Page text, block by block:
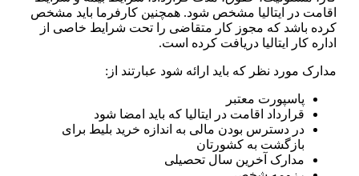
اقامت در ایتالیا مشخص شود. همچنین کارفرما باید مشخص
کرده باشد که مجوز کار متقاضی را تحت شرایط خاصی از
اداره کار ایتالیا دریافت کرده است.
مدارک مورد نظر که باید ارائه شود عبارتند از:
پاسپورت معتبر
قرارداد اقامت در ایتالیا که باید امضا شود
در دسترس بودن مالی به اندازه خرید بلیط برای
بازگشت به کشورتان
مدارک آخرین سال تحصیلی